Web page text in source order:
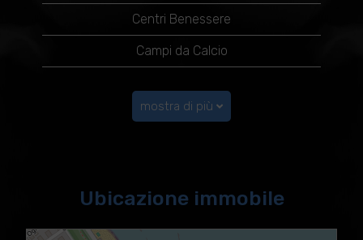
Centri Benessere
Campi da Calcio
mostra di più
Ubicazione immobile